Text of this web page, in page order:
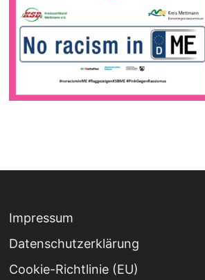
Impressum
Datenschutz­erklärung
Cookie-Richtlinie (EU)